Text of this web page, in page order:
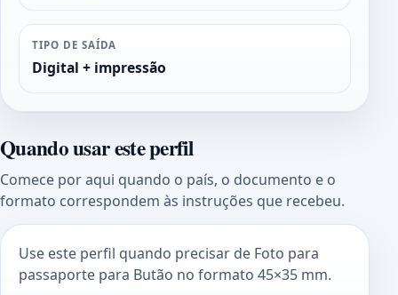
TIPO DE SAÍDA
Digital + impressão
Quando usar este perfil
Comece por aqui quando o país, o documento e o
formato correspondem às instruções que recebeu.
Use este perfil quando precisar de Foto para
passaporte para Butão no formato 45×35 mm.